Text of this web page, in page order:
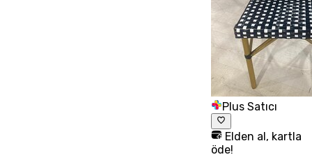
Plus Satıcı
Elden al, kartla
öde!